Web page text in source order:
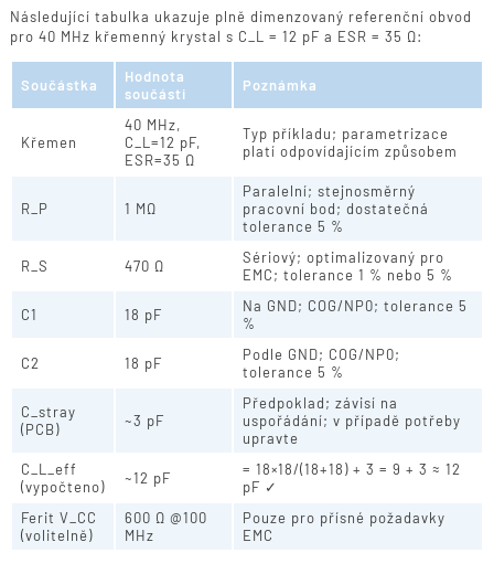
Následující tabulka ukazuje plně dimenzovaný referenční obvod
pro 40 MHz křemenný krystal s C_L = 12 pF a ESR = 35 Ω:
Součástka
Hodnota
součásti
Poznámka
Křemen
40 MHz,
C_L=12 pF,
ESR=35 Ω
Typ příkladu; parametrizace
platí odpovídajícím způsobem
R_P 1 MΩ
Paralelní; stejnosměrný
pracovní bod; dostatečná
tolerance 5 %
R_S 470 Ω
Sériový; optimalizovaný pro
EMC; tolerance 1 % nebo 5 %
C1 18 pF
Na GND; COG/NP0; tolerance 5
%
C2 18 pF
Podle GND; COG/NP0;
tolerance 5 %
C_stray
(PCB)
~3 pF
Předpoklad; závisí na
uspořádání; v případě potřeby
upravte
C_L_eff
(vypočteno)
~12 pF
= 18×18/(18+18) + 3 = 9 + 3 ≈ 12
pF ✓
Ferit V_CC
(volitelně)
600 Ω @100
MHz
Pouze pro přísné požadavky
EMC